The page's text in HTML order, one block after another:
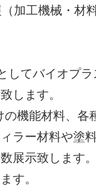
加工機械・材
してバイオプラ
します。
の機能材料、各
ラー材料や塗
展示致します
す。